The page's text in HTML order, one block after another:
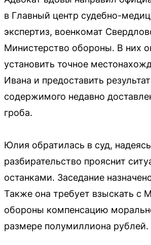
в Главный центр судебно-
экспертиз, военкомат
Министерство обороны. В них
установить точное
Ивана и предоставить
содержимого недавно
гроба.
Юлия обратилась в суд,
разбирательство прояснит
останками. Заседание
Также она требует взыскать с
обороны компенсацию
размере полумиллиона рублей.